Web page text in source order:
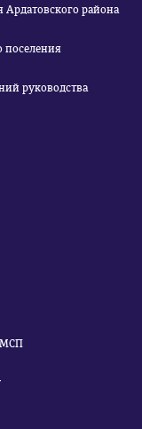
Ардатовского района
поселения
руководства